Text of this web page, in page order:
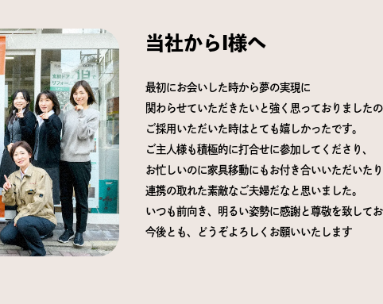
当社からI様へ
最初にお会いした時から夢の実現に
関わらせていただきたいと強く思っておりました
ご採用いただいた時はとても嬉しかったです。
ご主人様も積極的に打合せに参加してくださり、
お忙しいのに家具移動にもお付き合いいただいた
連携の取れた素敵なご夫婦だなと思いました。
いつも前向き、明るい姿勢に感謝と尊敬を致して
今後とも、どうぞよろしくお願いいたします